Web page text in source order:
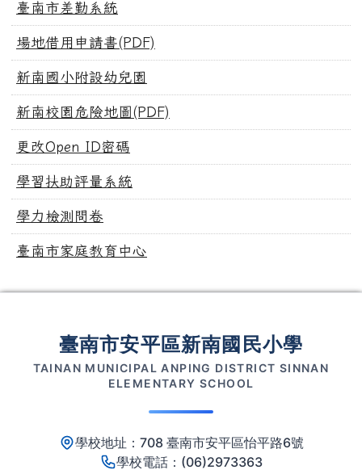
臺南市差勤系統
場地借用申請書(PDF)
新南國小附設幼兒園
新南校園危險地圖(PDF)
更改Open ID密碼
學習扶助評量系統
學力檢測問卷
臺南市家庭教育中心
臺南市安平區新南國民小學
TAINAN MUNICIPAL ANPING DISTRICT SINNAN
ELEMENTARY SCHOOL
學校地址：708 臺南市安平區怡平路6號
學校電話：(06)2973363